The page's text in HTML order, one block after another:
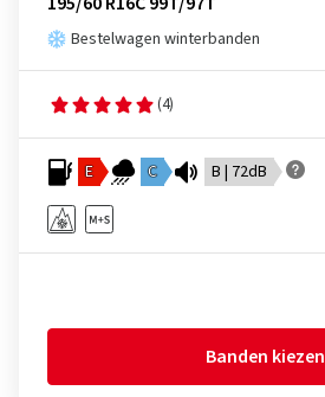
Bestelwagen winterbanden
(4)
E C B | 72dB
Banden kiezen